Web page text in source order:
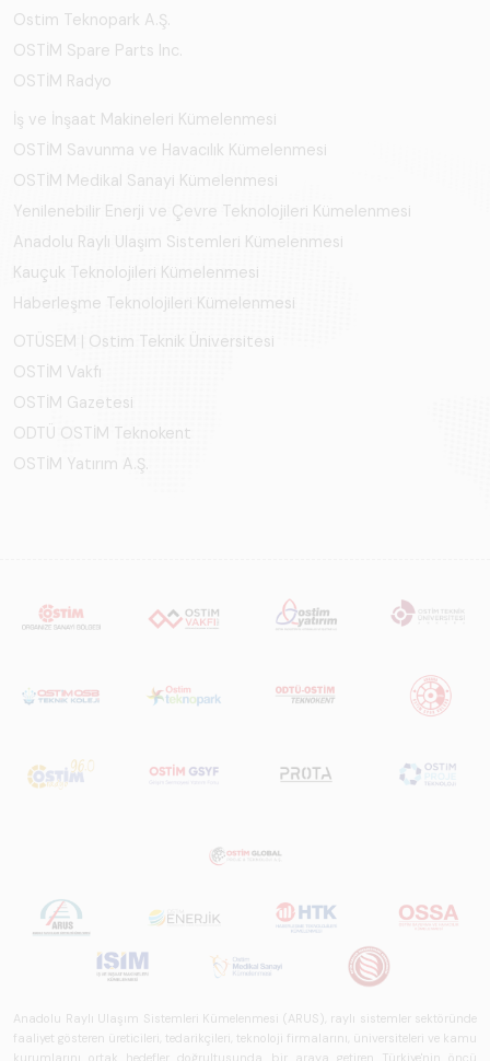
Ostim Teknopark A.Ş.
OSTİM Spare Parts Inc.
OSTİM Radyo
İş ve İnşaat Makineleri Kümelenmesi
OSTİM Savunma ve Havacılık Kümelenmesi
OSTİM Medikal Sanayi Kümelenmesi
Yenilenebilir Enerji ve Çevre Teknolojileri Kümelenmesi
Anadolu Raylı Ulaşım Sistemleri Kümelenmesi
Kauçuk Teknolojileri Kümelenmesi
Haberleşme Teknolojileri Kümelenmesi
OTÜSEM | Ostim Teknik Üniversitesi
OSTİM Vakfı
OSTİM Gazetesi
ODTÜ OSTİM Teknokent
OSTİM Yatırım A.Ş.
Anadolu Raylı Ulaşım Sistemleri Kümelenmesi (ARUS), raylı sistemler sektöründe
faaliyet gösteren üreticileri, tedarikçileri, teknoloji firmalarını, üniversiteleri ve kamu
kurumlarını ortak hedefler doğrultusunda bir araya getiren Türkiye'nin öncü